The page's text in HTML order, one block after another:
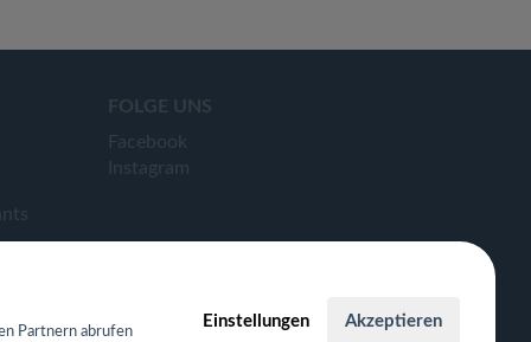
FOLGE UNS
Facebook
Instagram
Partnern abrufen
Einstellungen Akzeptieren